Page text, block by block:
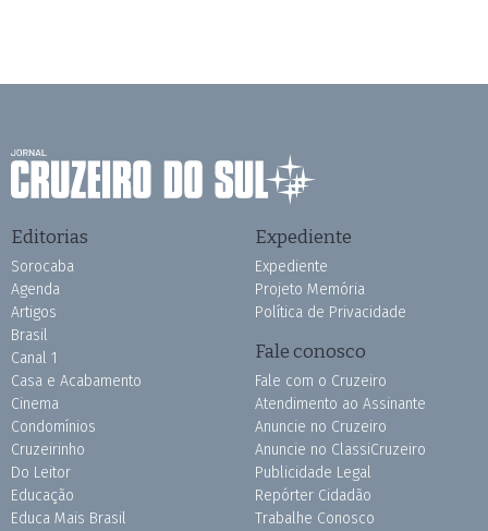
Editorias
Sorocaba
Agenda
Artigos
Brasil
Canal 1
Casa e Acabamento
Cinema
Condomínios
Cruzeirinho
Do Leitor
Educação
Educa Mais Brasil
Expediente
Expediente
Projeto Memória
Política de Privacidade
Fale conosco
Fale com o Cruzeiro
Atendimento ao Assinante
Anuncie no Cruzeiro
Anuncie no ClassiCruzeiro
Publicidade Legal
Repórter Cidadão
Trabalhe Conosco